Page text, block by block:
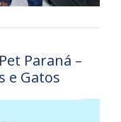
Paraná –
e Gatos